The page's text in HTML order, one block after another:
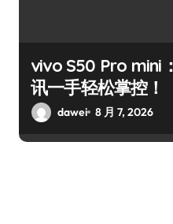
vivo S50 Pro mini
讯一手轻松掌控！
dawei 8 月 7, 2026